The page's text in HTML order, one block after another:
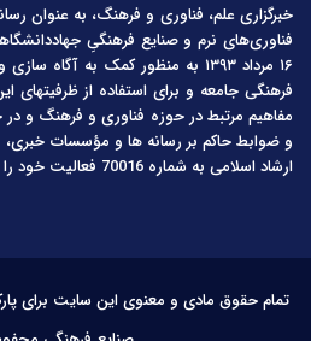
خبرگزاری علم، فناوری و فرهنگ، به عنوان
فناوری‌های نرم و صنایع فرهنگیِ
۱۶ مرداد ۱۳۹۳ به منظور کمک به
فرهنگی جامعه و برای استفاده از
مفاهیم مرتبط در حوزه فناوری و فرهنگ و
و ضوابط حاکم بر رسانه ها و مؤسسات
ارشاد اسلامی به شماره 70016 فعالیت خود را آغاز کرده است.
تمام حقوق مادی و معنوی این سایت برای